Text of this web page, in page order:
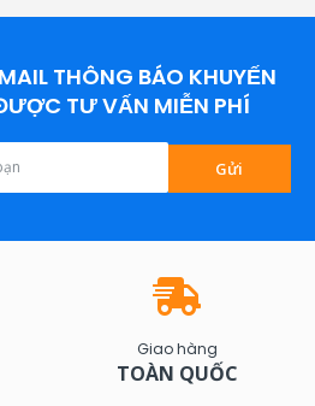
THÔNG BÁO KHUYẾN
TƯ VẤN MIỄN PHÍ
Gửi
Giao hàng
TOÀN QUỐC